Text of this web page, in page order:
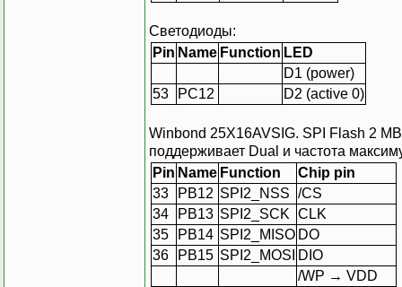
Светодиоды:
Pin Name Function LED
D1 (power)
53
PC12 D2 (active 0)
Winbond 25X16AVSIG. SPI Flash 2
поддерживает Dual и частота
Pin Name Function
Chip pin
33
PB12 SPI2_NSS /CS
34
PB13 SPI2_SCK CLK
35
PB14 SPI2_MISO DO
36
PB15 SPI2_MOSI DIO
/WP → VDD